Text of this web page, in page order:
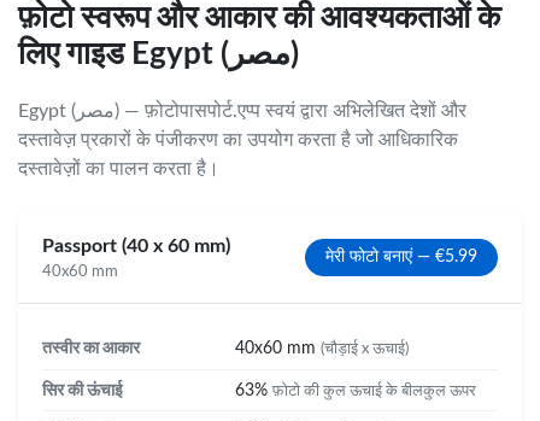
फ़ोटो स्वरूप और आकार की आवश्यकताओं के
लिए गाइड Egypt (مصر)
Egypt (مصر) — फ़ोटोपासपोर्ट.एप्प स्वयं द्वारा अभिलेखित देशों और
दस्तावेज़ प्रकारों के पंजीकरण का उपयोग करता है जो आधिकारिक
दस्तावेज़ों का पालन करता है।
Passport (40 x 60 mm)
40x60 mm
मेरी फोटो बनाएं — €5.99
तस्वीर का आकार 40x60 mm (चौड़ाई x ऊचाई)
सिर की ऊंचाई 63% फ़ोटो की कुल ऊचाई के बीलकुल ऊपर